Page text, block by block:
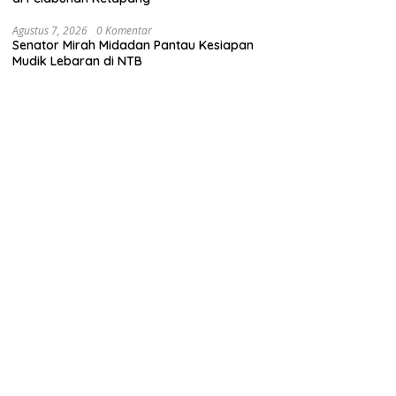
Agustus 7, 2026 0 Komentar
Senator Mirah Midadan Pantau Kesiapan
Mudik Lebaran di NTB